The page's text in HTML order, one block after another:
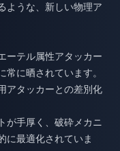
ような、新しい物理ア
ーテル属性アタッカー
に晒されています。
アタッカーとの差別化
が手厚く、破砕メカニ
に最適化されていま